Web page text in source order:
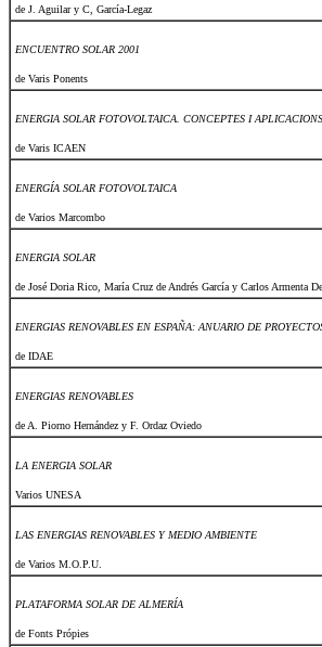
de J. Aguilar y C, García-Legaz
ENCUENTRO SOLAR 2001
de Varis Ponents
ENERGIA SOLAR FOTOVOLTAICA. CONCEPTES I APLICACIONS
de Varis ICAEN
ENERGÍA SOLAR FOTOVOLTAICA
de Varios Marcombo
ENERGIA SOLAR
de José Doria Rico, María Cruz de Andrés García y Carlos Armenta
ENERGIAS RENOVABLES EN ESPAÑA: ANUARIO DE
de IDAE
ENERGIAS RENOVABLES
de A. Piorno Hernández y F. Ordaz Oviedo
LA ENERGIA SOLAR
Varios UNESA
LAS ENERGIAS RENOVABLES Y MEDIO AMBIENTE
de Varios M.O.P.U.
PLATAFORMA SOLAR DE ALMERÍA
de Fonts Própies